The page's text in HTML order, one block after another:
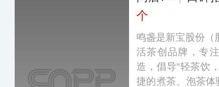
个
鸣盏是新宝股份（
活茶创品牌，专
造，倡导“轻茶饮
捷的煮茶、泡茶